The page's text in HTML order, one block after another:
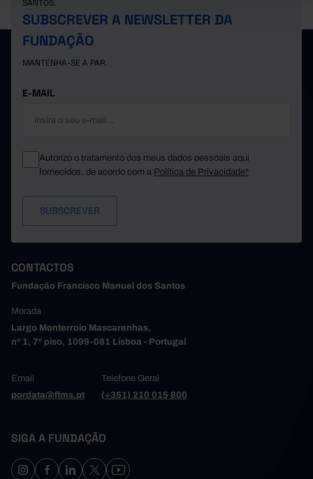
SANTOS.
SUBSCREVER A NEWSLETTER DA
FUNDAÇÃO
MANTENHA-SE A PAR.
E-MAIL
Autorizo o tratamento dos meus dados pessoais aqui
fornecidos, de acordo com a Política de Privacidade*
CONTACTOS
Fundação Francisco Manuel dos Santos
Morada
Largo Monterroio Mascarenhas,
nº 1, 7º piso, 1099-081 Lisboa - Portugal
Email
pordata@ffms.pt
Telefone Geral
(+351) 210 015 800
SIGA A FUNDAÇÃO